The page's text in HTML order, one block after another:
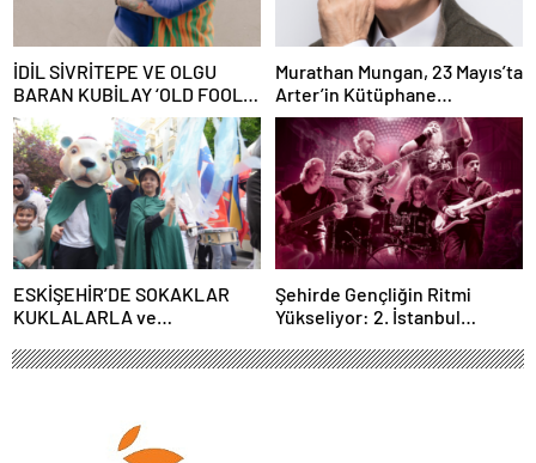
İDİL SİVRİTEPE VE OLGU
BARAN KUBİLAY ‘OLD FOOLS’
İLE TÜRSAK VAKFI İÇİN
SAHNEDE!
Murathan Mungan, 23 Mayıs’ta
Arter’in Kütüphane
Söyleşileri’ne Konuk Oluyor!
ESKİŞEHİR’DE SOKAKLAR
KUKLALARLA ve
RENKLENİYOR!
Şehirde Gençliğin Ritmi
Yükseliyor: 2. İstanbul
Mayıs’ta Kentin Dört Bir